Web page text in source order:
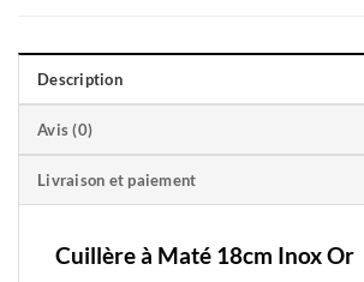
Description
Avis (0)
Livraison et paiement
Cuillère à Maté 18cm Inox Or